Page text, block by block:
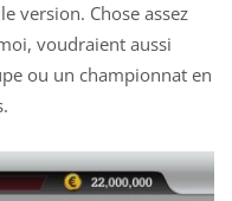
version. Chose assez
voudraient aussi
ou un championnat en